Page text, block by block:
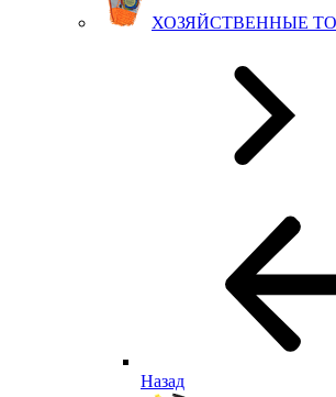
ХОЗЯЙСТВЕННЫЕ
Назад